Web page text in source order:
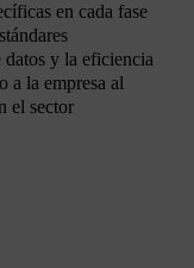
en cada fase
y la eficiencia
a la empresa al
el sector